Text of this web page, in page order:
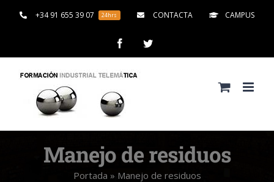
+34 91 655 39 07 24hrs CONTACTA CAMPUS
FacebookTwitter
Manejo de residuos
Portada » Manejo de residuos